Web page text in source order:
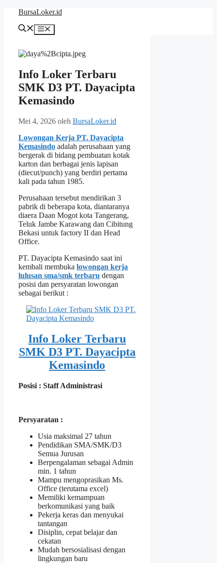
Langsung
BursaLoker.id
Menu
Info Loker Terbaru
SMK D3 PT. Dayacipta
Kemasindo
Mei 4, 2026 oleh BursaLoker.id
Lowongan Kerja PT. Dayacipta
Kemasindo adalah perusahaan yang
bergerak di bidang pembuatan kotak
karton dan berbagai jenis lapisan
(diecut/punch) yang berdiri pertama
kali pada tahun 1985.
Perusahaan tersebut mendirikan 3
pabrik di beberapa kota, diantaranya
diaera Daan Mogot kota Tangerang,
Teluk Jambe Karawang dan Cibitung
Bekasi untuk factory II dan Head
Office.
PT. Dayacipta Kemasindo saat ini
kembali membuka lowongan kerja
lulusan sma/smk terbaru dengan
posisi dan persyaratan lowongan
sebagai berikut :
Info Loker Terbaru
SMK D3 PT. Dayacipta
Kemasindo
Posisi : Staff Administrasi
Persyaratan :
Usia maksimal 27 tahun
Pendidikan SMA/SMK/D3
Semua Jurusan
Berpengalaman sebagai Admin
min. 1 tahun
Mampu mengoprasikan Ms.
Office (terutama excel)
Memiliki kemampuan
berkomunikasi yang baik
Pekerja keras dan menyukai
tantangan
Disiplin, cepat belajar dan
cekatan
Mudah bersosialisasi dengan
lingkungan baru